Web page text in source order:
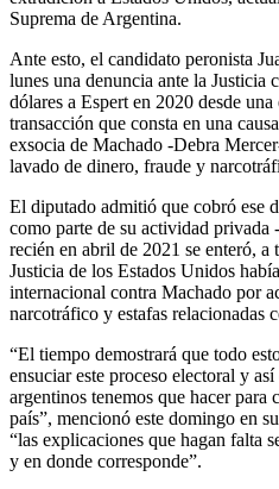
Suprema de Argentina.
Ante esto, el candidato peronista
lunes una denuncia ante la Justicia
dólares a Espert en 2020 desde
transacción que consta en una
exsocia de Machado -Debra
lavado de dinero, fraude y
El diputado admitió que cobró ese
como parte de su actividad privada
recién en abril de 2021 se enteró, a
Justicia de los Estados Unidos
internacional contra Machado por
narcotráfico y estafas relacionadas
“El tiempo demostrará que todo
ensuciar este proceso electoral y
argentinos tenemos que hacer para
país”, mencionó este domingo en
“las explicaciones que hagan falta
y en donde corresponde”.